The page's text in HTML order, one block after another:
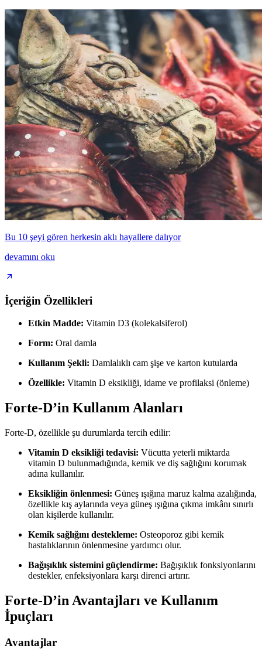
Bu 10 şeyi gören herkesin aklı hayallere dalıyor
devamını oku
İçeriğin Özellikleri
Etkin Madde: Vitamin D3 (kolekalsiferol)
Form: Oral damla
Kullanım Şekli: Damlalıklı cam şişe ve karton kutularda
Özellikle: Vitamin D eksikliği, idame ve profilaksi (önleme)
Forte-D’in Kullanım Alanları
Forte-D, özellikle şu durumlarda tercih edilir:
Vitamin D eksikliği tedavisi: Vücutta yeterli miktarda
vitamin D bulunmadığında, kemik ve diş sağlığını korumak
adına kullanılır.
Eksikliğin önlenmesi: Güneş ışığına maruz kalma azalığında,
özellikle kış aylarında veya güneş ışığına çıkma imkânı sınırlı
olan kişilerde kullanılır.
Kemik sağlığını destekleme: Osteoporoz gibi kemik
hastalıklarının önlenmesine yardımcı olur.
Bağışıklık sistemini güçlendirme: Bağışıklık fonksiyonlarını
destekler, enfeksiyonlara karşı direnci artırır.
Forte-D’in Avantajları ve Kullanım
İpuçları
Avantajlar